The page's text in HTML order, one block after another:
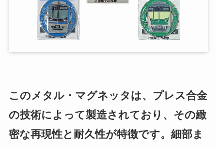
このメタル・マグネッタは、プレス合金
の技術によって製造されており、その緻
密な再現性と耐久性が特徴です。細部ま